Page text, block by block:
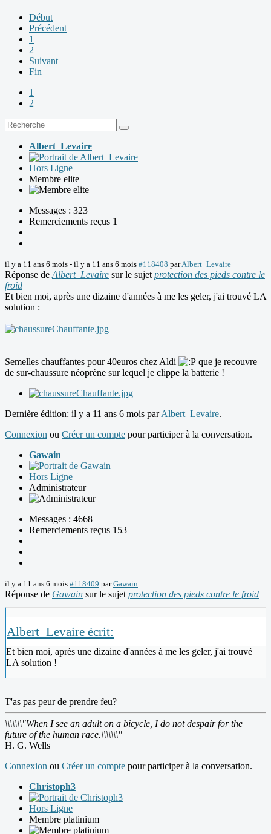
Début
Précédent
1
2
Suivant
Fin
1
2
Albert_Levaire
Hors Ligne
Membre elite
Messages : 323
Remerciements reçus 1
il y a 11 ans 6 mois - il y a 11 ans 6 mois #118408 parAlbert_Levaire
Réponse de Albert_Levaire sur le sujet protection des pieds contre le
froid
Et bien moi, après une dizaine d'années à me les geler, j'ai trouvé LA
solution :
Semelles chauffantes pour 40euros chez Aldi
que je recouvre
de sur-chaussure néoprène sur lequel je clippe la batterie !
Dernière édition: il y a 11 ans 6 mois parAlbert_Levaire.
Connexion ou Créer un compte pour participer à la conversation.
Gawain
Hors Ligne
Administrateur
Messages : 4668
Remerciements reçus 153
il y a 11 ans 6 mois #118409 parGawain
Réponse de Gawain sur le sujet protection des pieds contre le froid
Albert_Levaire écrit:
Et bien moi, après une dizaine d'années à me les geler, j'ai trouvé
LA solution !
T'as pas peur de prendre feu?
\\\\\\\"When I see an adult on a bicycle, I do not despair for the
future of the human race.\\\\\\\"
H. G. Wells
Connexion ou Créer un compte pour participer à la conversation.
Christoph3
Hors Ligne
Membre platinium